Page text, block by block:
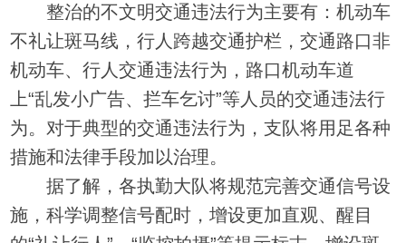
整治的不文明交通违法行为主要有：机动车
不礼让斑马线，行人跨越交通护栏，交通路口非
机动车、行人交通违法行为，路口机动车道
上“乱发小广告、拦车乞讨”等人员的交通违法行
为。对于典型的交通违法行为，支队将用足各种
措施和法律手段加以治理。
据了解，各执勤大队将规范完善交通信号设
施，科学调整信号配时，增设更加直观、醒目